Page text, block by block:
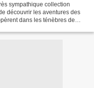
sympathique collection
découvrir les aventures des
dans les ténèbres de